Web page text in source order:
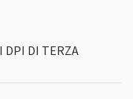
DPI DI TERZA